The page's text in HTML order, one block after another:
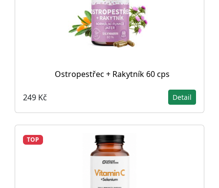
Ostropestřec + Rakytník 60 cps
249 Kč Detail
TOP